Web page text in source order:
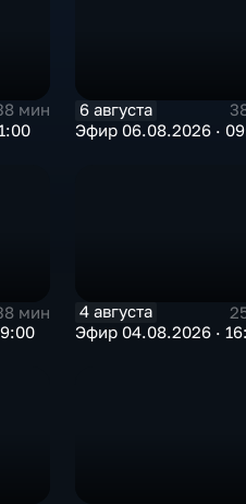
мин
6 августа
Эфир 06.08.2026 ·
мин
4 августа
Эфир 04.08.2026 ·